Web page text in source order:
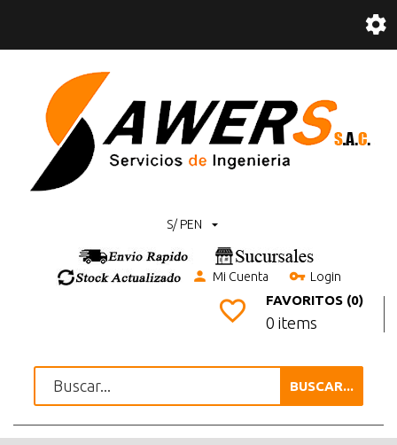
S/ PEN
Mi Cuenta Login
FAVORITOS (0)
0 items
BUSCAR...